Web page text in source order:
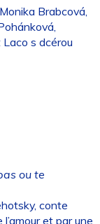
Brabcová,
s dcérou
ou te
conte
et par une